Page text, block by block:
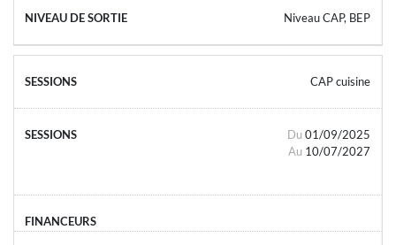
Niveau CAP, BEP
CAP cuisine
Du 01/09/2025
Au 10/07/2027